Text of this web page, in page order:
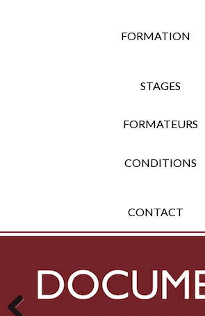
FORMATION
STAGES
FORMATEURS
CONDITIONS
CONTACT